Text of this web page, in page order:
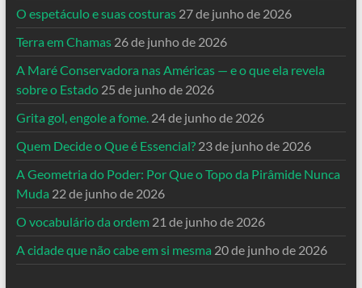
O espetáculo e suas costuras 27 de junho de 2026
Terra em Chamas 26 de junho de 2026
A Maré Conservadora nas Américas — e o que ela revela
sobre o Estado 25 de junho de 2026
Grita gol, engole a fome. 24 de junho de 2026
Quem Decide o Que é Essencial? 23 de junho de 2026
A Geometria do Poder: Por Que o Topo da Pirâmide Nunca
Muda 22 de junho de 2026
O vocabulário da ordem 21 de junho de 2026
A cidade que não cabe em si mesma 20 de junho de 2026